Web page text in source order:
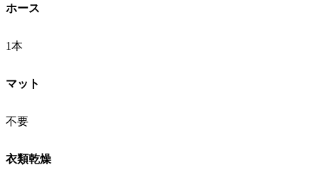
ホース
1本
マット
不要
衣類乾燥